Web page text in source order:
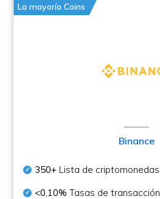
La mayoría Coins
Binance
350+ Lista de criptomonedas
<0,10% Tasas de transacción